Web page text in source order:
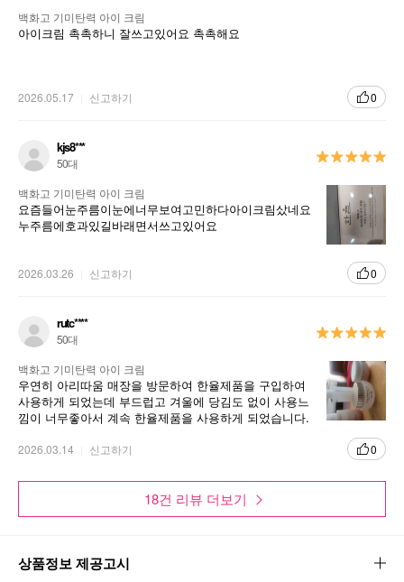
백화고 기미탄력 아이 크림
아이크림 촉촉하니 잘쓰고있어요 촉촉해요
2026.05.17 신고하기 0
kjs8***
50대
백화고 기미탄력 아이 크림
요즘들어눈주름이눈에너무보여고민하다아이크림샀네요
누주름에호과있길바래면서쓰고있어요
2026.03.26 신고하기 0
rutc****
50대
백화고 기미탄력 아이 크림
우연히 아리따움 매장을 방문하여 한율제품을 구입하여
사용하게 되었는데 부드럽고 겨울에 당김도 없이 사용느
낌이 너무좋아서 계속 한율제품을 사용하게 되었습니다.
구매하여 사용하고 있습니다.
2026.03.14 신고하기 0
18건 리뷰 더보기
상품정보 제공고시